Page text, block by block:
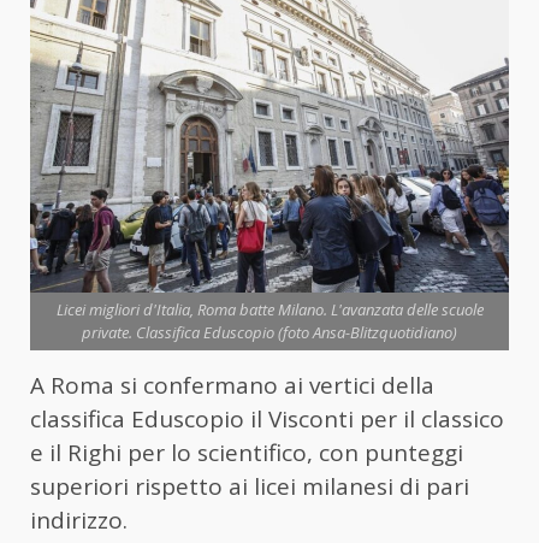
Licei migliori d'Italia, Roma batte Milano. L'avanzata delle scuole
private. Classifica Eduscopio (foto Ansa-Blitzquotidiano)
A Roma si confermano ai vertici della
classifica Eduscopio il Visconti per il classico
e il Righi per lo scientifico, con punteggi
superiori rispetto ai licei milanesi di pari
indirizzo.